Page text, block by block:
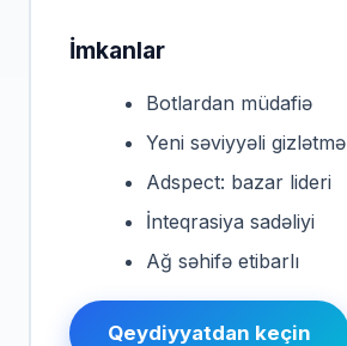
İmkanlar
Botlardan müdafiə
Yeni səviyyəli gizlətmə
Adspect: bazar lideri
İnteqrasiya sadəliyi
Ağ səhifə etibarlı
Qeydiyyatdan keçin